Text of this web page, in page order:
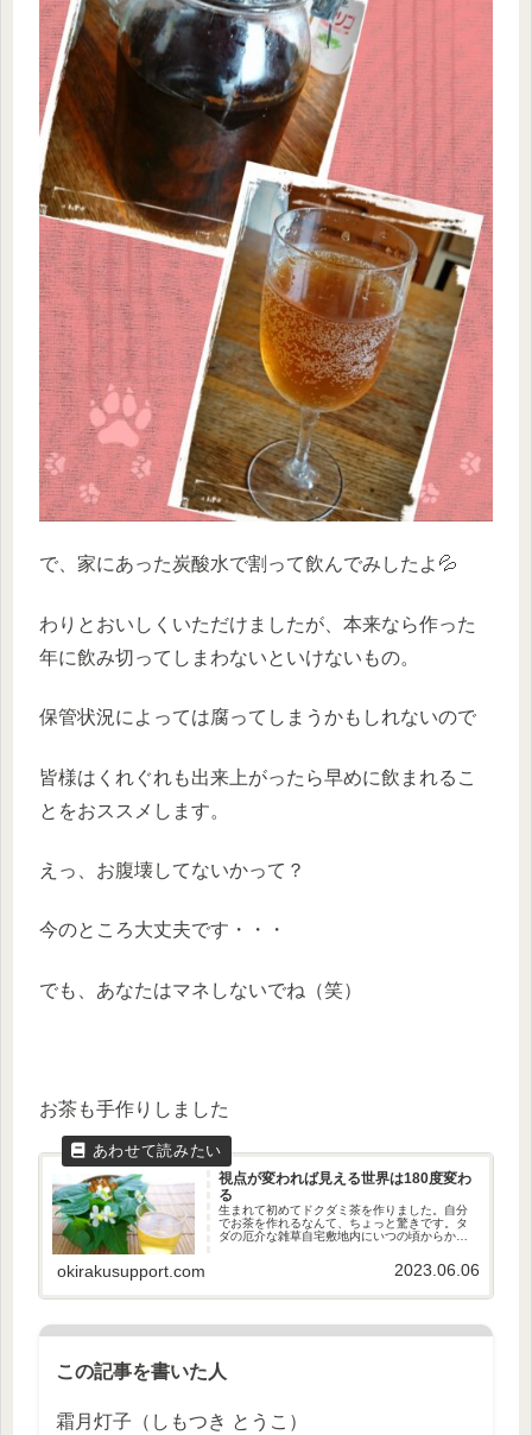
で、家にあった炭酸水で割って飲んでみしたよ💦
わりとおいしくいただけましたが、本来なら作った
年に飲み切ってしまわないといけないもの。
保管状況によっては腐ってしまうかもしれないので
皆様はくれぐれも出来上がったら早めに飲まれるこ
とをおススメします。
えっ、お腹壊してないかって？
今のところ大丈夫です・・・
でも、あなたはマネしないでね（笑）
お茶も手作りしました
視点が変われば見える世界は180度変わ
る
生まれて初めてドクダミ茶を作りました。自分
でお茶を作れるなんて、ちょっと驚きです。タ
ダの厄介な雑草自宅敷地内にいつの頃からか勝
ートとタイルの間からニョキニョキと生え出
し、引っこ抜こうとしても、なかな...
okirakusupport.com 2023.06.06
この記事を書いた人
霜月灯子（しもつき とうこ）